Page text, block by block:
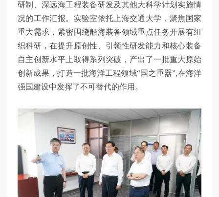
研制、深远海工程装备研发及其他大科学计划实施情
况的工作汇报。实验室依托上海交通大学，聚焦国家
重大需求，紧密围绕船海装备领域重点任务开展有组
织科研，在提升原创性、引领性研发能力和核心装备
自主创新水平上取得系列突破，产出了一批重大原始
创新成果，打造一批海洋工程领域“国之重器”,在海洋
强国建设中发挥了不可替代的作用。